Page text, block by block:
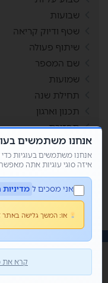
שבועות
שטף ודיוק קריאה
שיתוף פעולה
שם המספר
שמועות
תחילת שנה
תכנון וארגון
תפזורת
תשבצים
© כל הזכויות שמורות 2026 • מור קנדי - פשוט
אנחנו משתמשים
אנחנו משתמשים בעוגיות
איזה סוגי עוגיות אתה
אני מסכים ל
או: המשך גלישה באתר
קרא את